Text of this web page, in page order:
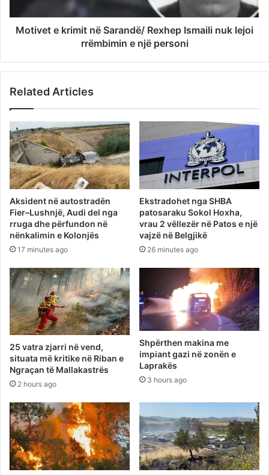
Motivet e krimit në Sarandë/ Rexhep Ismaili nuk lejoi
rrëmbimin e një personi
Related Articles
Aksident në autostradën
Fier–Lushnjë, Audi del nga
rruga dhe përfundon në
nënkalimin e Kolonjës
17 minutes ago
Ekstradohet nga SHBA
patosaraku Sokol Hoxha,
vrau 2 vëllezër në Patos e një
vajzë në Belgjikë
26 minutes ago
25 vatra zjarri në vend,
situata më kritike në Riban e
Ngraçan të Mallakastrës
2 hours ago
Shpërthen makina me
impiant gazi në zonën e
Laprakës
3 hours ago